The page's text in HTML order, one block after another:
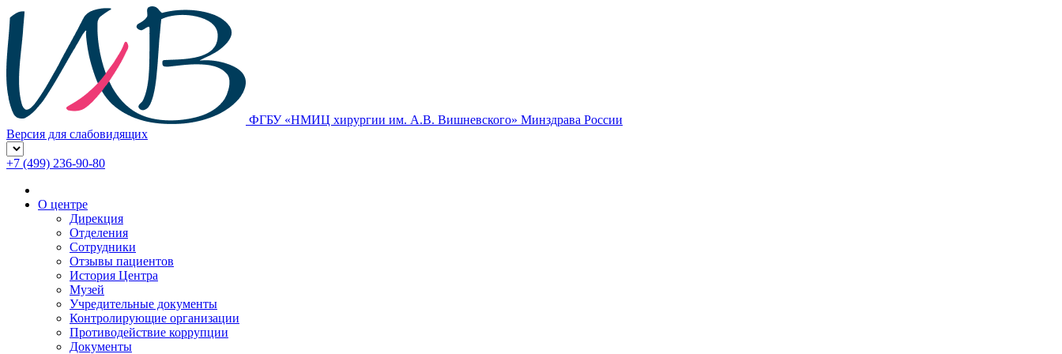
ФГБУ «НМИЦ хирургии им. А.В. Вишневского» Минздрава России
Версия для слабовидящих
+7 (499) 236-90-80
О центре
Дирекция
Отделения
Сотрудники
Отзывы пациентов
История Центра
Музей
Учредительные документы
Контролирующие организации
Противодействие коррупции
Документы